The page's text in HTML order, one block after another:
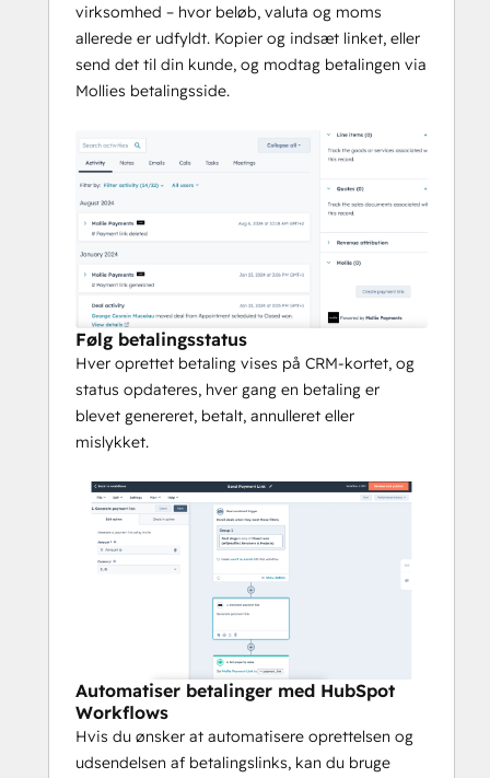
enkelt klik, og tilknyt flere Mollie-profiler for
at vælge den rigtige til hver betaling. Selve
appen er gratis: Du bruger din egen Mollie-
konto og Mollies
omkostninger fra os.
virksomhed – hvor beløb, valuta og moms
allerede er udfyldt. Kopier og indsæt linket, eller
send det til din kunde, og modtag betalingen via
Mollies betalingsside.
Følg betalingsstatus
Hver oprettet betaling vises på CRM-kortet, og
status opdateres, hver gang en betaling er
blevet genereret, betalt, annulleret eller
mislykket.
Automatiser betalinger med HubSpot
Workflows
Hvis du ønsker at automatisere oprettelsen og
udsendelsen af betalingslinks, kan du bruge